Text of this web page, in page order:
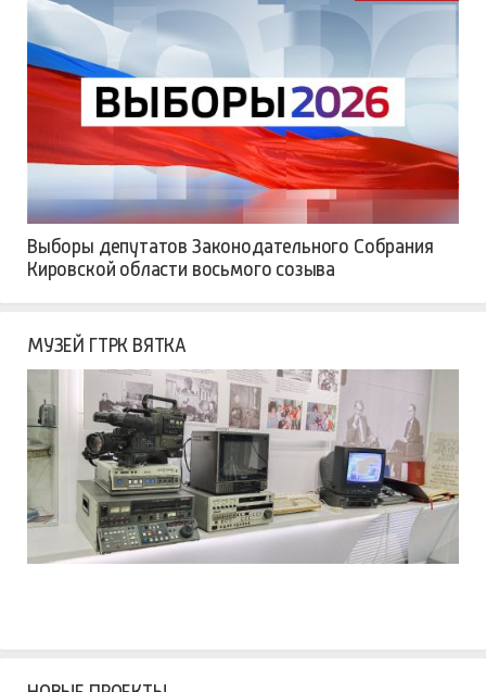
Выборы депутатов Законодательного Собрания
Кировской области восьмого созыва
МУЗЕЙ ГТРК ВЯТКА